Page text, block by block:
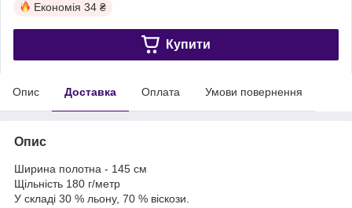
Економія 34 ₴
Купити
Опис Доставка Оплата Умови повернення
Опис
Ширина полотна - 145 см
Щільність 180 г/метр
У складі 30 % льону, 70 % віскози.